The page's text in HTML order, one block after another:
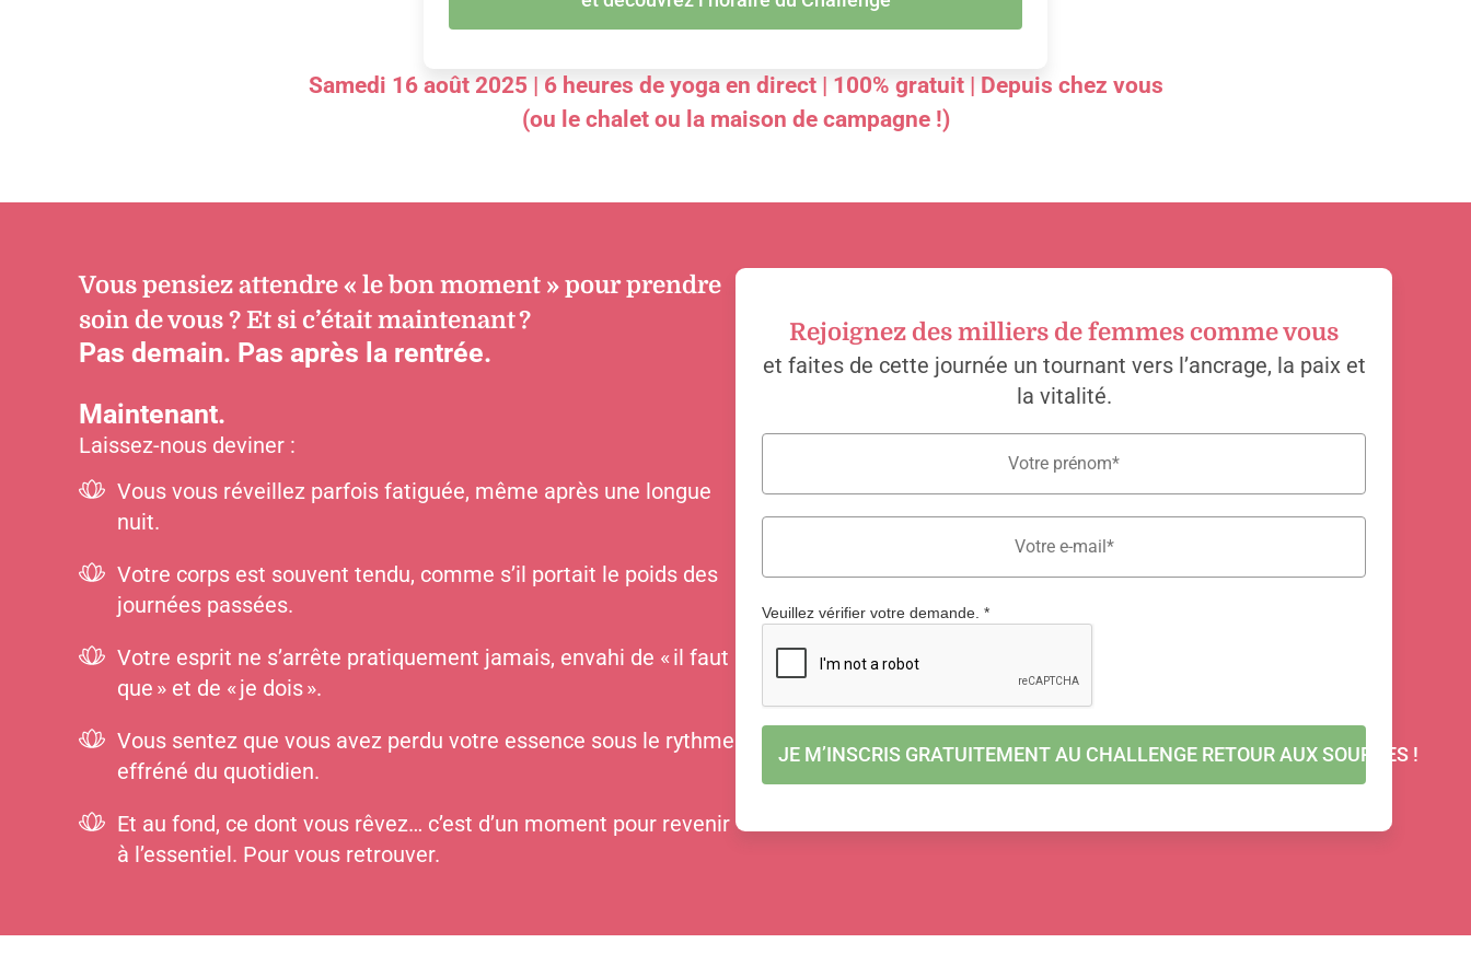
Samedi 16 août 2025 | 6 heures de yoga en direct | 100% gratuit | Depuis chez vous
(ou le chalet ou la maison de campagne !)
Vous pensiez attendre « le bon moment » pour prendre
soin de vous ? Et si c’était maintenant ?
Pas demain. Pas après la rentrée.
Maintenant.
Laissez-nous deviner :
Vous vous réveillez parfois fatiguée, même après une longue
nuit.
Votre corps est souvent tendu, comme s’il portait le poids des
journées passées.
Votre esprit ne s’arrête pratiquement jamais, envahi de « il faut
que » et de « je dois ».
Vous sentez que vous avez perdu votre essence sous le rythme
effréné du quotidien.
Et au fond, ce dont vous rêvez… c’est d’un moment pour revenir
à l’essentiel. Pour vous retrouver.
Rejoignez des milliers de femmes comme vous
et faites de cette journée un tournant vers l’ancrage, la paix et
la vitalité.
Veuillez vérifier votre demande. *
JE M’INSCRIS GRATUITEMENT AU CHALLENGE RETOUR AUX SOURCES !